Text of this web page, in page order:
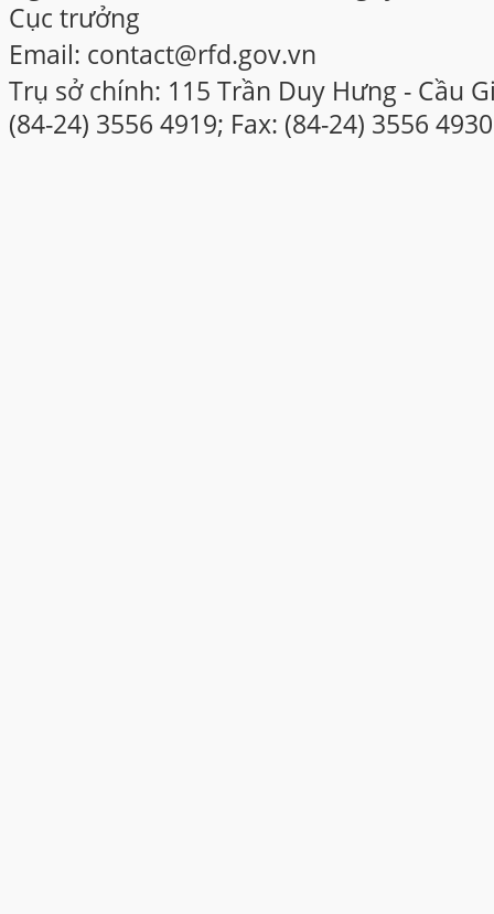
Cục trưởng
Email: contact@rfd.gov.vn
Trụ sở chính: 115 Trần Duy Hưng - Cầu
(84-24) 3556 4919; Fax: (84-24) 3556 4930